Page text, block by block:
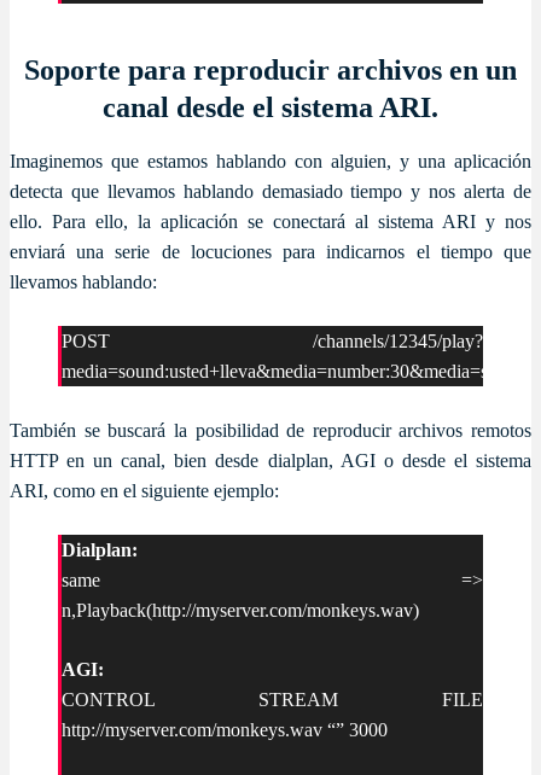
Soporte para reproducir archivos en un
canal desde el sistema ARI.
Imaginemos que estamos hablando con alguien, y una aplicación
detecta que llevamos hablando demasiado tiempo y nos alerta de
ello. Para ello, la aplicación se conectará al sistema ARI y nos
enviará una serie de locuciones para indicarnos el tiempo que
llevamos hablando:
POST /channels/12345/play?
También se buscará la posibilidad de reproducir archivos remotos
HTTP en un canal, bien desde dialplan, AGI o desde el sistema
ARI, como en el siguiente ejemplo:
Dialplan:
same =>
n,Playback(http://myserver.com/monkeys.wav)
AGI:
CONTROL STREAM FILE
http://myserver.com/monkeys.wav “” 3000